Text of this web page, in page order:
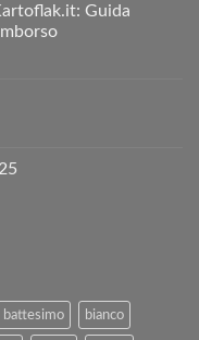
Guida
battesimo bianco